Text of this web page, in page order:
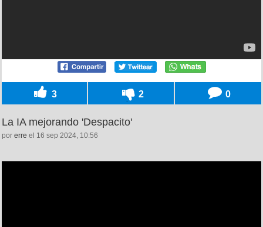
3 2 0
La IA mejorando 'Despacito'
por erre el 16 sep 2024, 10:56